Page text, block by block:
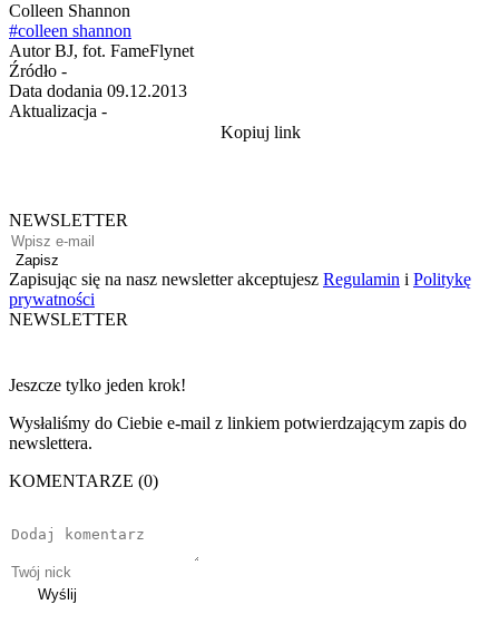
Colleen Shannon
#colleen shannon
Autor BJ, fot. FameFlynet
Źródło -
Data dodania 09.12.2013
Aktualizacja -
Kopiuj link
NEWSLETTER
Zapisz
Zapisując się na nasz newsletter akceptujesz Regulamin i Politykę
prywatności
NEWSLETTER
Jeszcze tylko jeden krok!
Wysłaliśmy do Ciebie e-mail z linkiem potwierdzającym zapis do
newslettera.
KOMENTARZE (0)
Wyślij